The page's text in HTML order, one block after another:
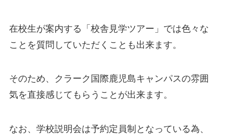
在校生が案内する「校舎見学ツアー」では色々な
ことを質問していただくことも出来ます。
そのため、クラーク国際鹿児島キャンパスの雰囲
気を直接感じてもらうことが出来ます。
なお、学校説明会は予約定員制となっている為、